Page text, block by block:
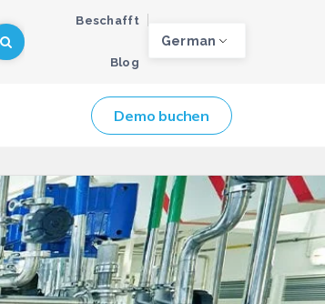
Beschafft
Blog
German
Demo buchen